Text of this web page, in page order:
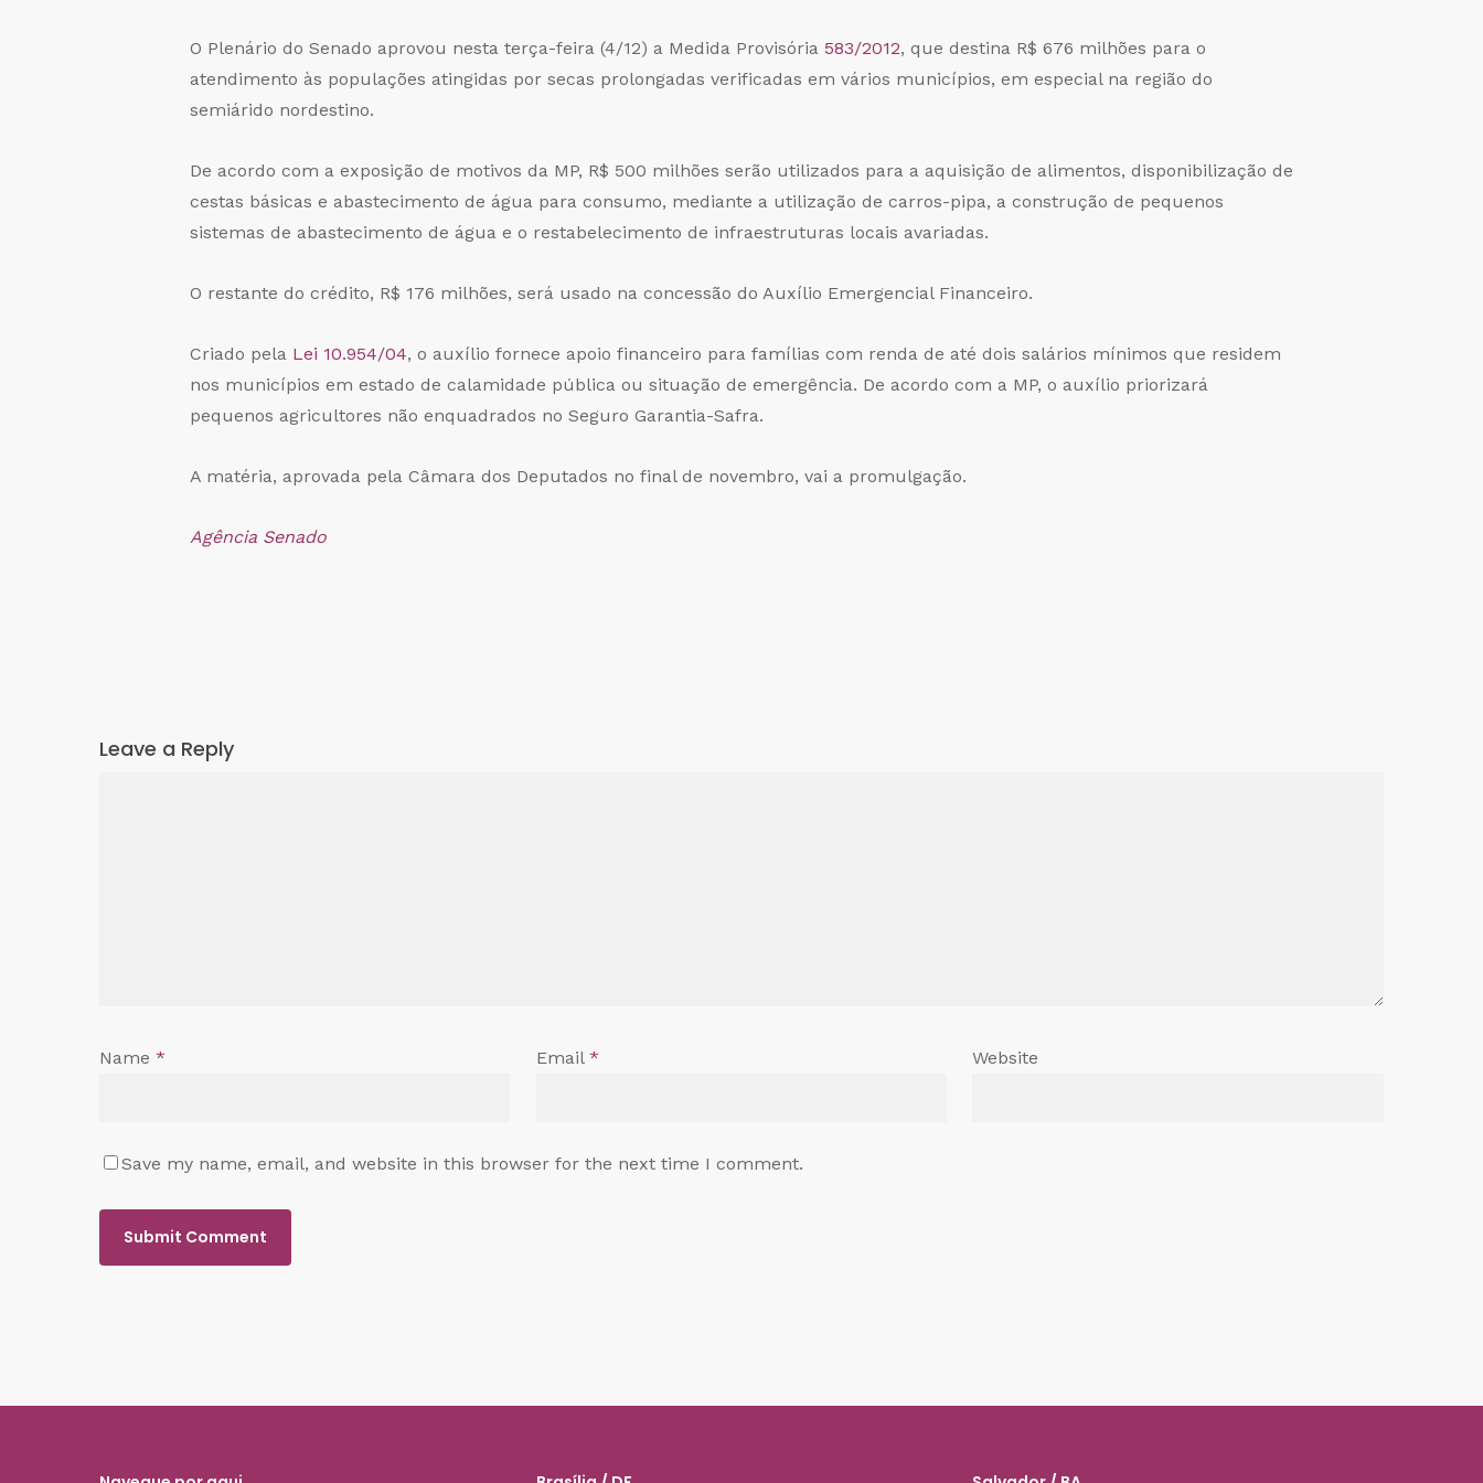
O Plenário do Senado aprovou nesta terça-feira (4/12) a Medida Provisória 583/2012, que destina R$ 676 milhões para o
atendimento às populações atingidas por secas prolongadas verificadas em vários municípios, em especial na região do
semiárido nordestino.
De acordo com a exposição de motivos da MP, R$ 500 milhões serão utilizados para a aquisição de alimentos, disponibilização de
cestas básicas e abastecimento de água para consumo, mediante a utilização de carros-pipa, a construção de pequenos
sistemas de abastecimento de água e o restabelecimento de infraestruturas locais avariadas.
O restante do crédito, R$ 176 milhões, será usado na concessão do Auxílio Emergencial Financeiro.
Criado pela Lei 10.954/04, o auxílio fornece apoio financeiro para famílias com renda de até dois salários mínimos que residem
nos municípios em estado de calamidade pública ou situação de emergência. De acordo com a MP, o auxílio priorizará
pequenos agricultores não enquadrados no Seguro Garantia-Safra.
A matéria, aprovada pela Câmara dos Deputados no final de novembro, vai a promulgação.
Agência Senado
Leave a Reply
Name * Email * Website
Save my name, email, and website in this browser for the next time I comment.